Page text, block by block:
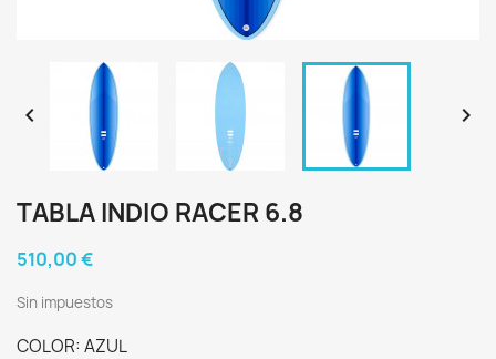
 
TABLA INDIO RACER 6.8
510,00 €
Sin impuestos
COLOR: AZUL